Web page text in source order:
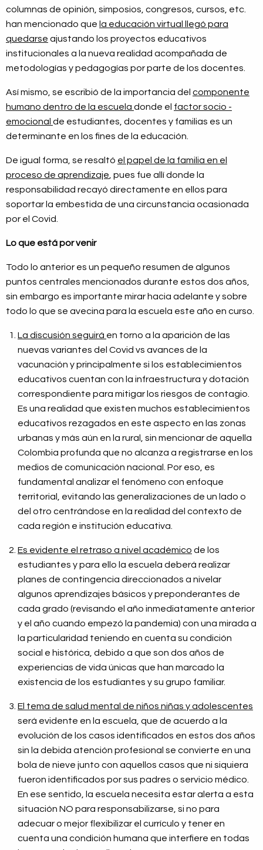
columnas de opinión, simposios, congresos, cursos, etc.
han mencionado que la educación virtual llegó para
quedarse ajustando los proyectos educativos
institucionales a la nueva realidad acompañada de
metodologías y pedagogías por parte de los docentes.
Así mismo, se escribió de la importancia del componente
humano dentro de la escuela donde el factor socio -
emocional de estudiantes, docentes y familias es un
determinante en los fines de la educación.
De igual forma, se resaltó el papel de la familia en el
proceso de aprendizaje , pues fue allí donde la
responsabilidad recayó directamente en ellos para
soportar la embestida de una circunstancia ocasionada
por el Covid.
Lo que está por venir
Todo lo anterior es un pequeño resumen de algunos
puntos centrales mencionados durante estos dos años,
sin embargo es importante mirar hacia adelante y sobre
todo lo que se avecina para la escuela este año en curso.
La discusión seguirá en torno a la aparición de las
nuevas variantes del Covid vs avances de la
vacunación y principalmente si los establecimientos
educativos cuentan con la infraestructura y dotación
correspondiente para mitigar los riesgos de contagio.
Es una realidad que existen muchos establecimientos
educativos rezagados en este aspecto en las zonas
urbanas y más aún en la rural, sin mencionar de aquella
Colombia profunda que no alcanza a registrarse en los
medios de comunicación nacional. Por eso, es
fundamental analizar el fenómeno con enfoque
territorial, evitando las generalizaciones de un lado o
del otro centrándose en la realidad del contexto de
cada región e institución educativa.
Es evidente el retraso a nivel académico de los
estudiantes y para ello la escuela deberá realizar
planes de contingencia direccionados a nivelar
algunos aprendizajes básicos y preponderantes de
cada grado (revisando el año inmediatamente anterior
y el año cuando empezó la pandemia) con una mirada a
la particularidad teniendo en cuenta su condición
social e histórica, debido a que son dos años de
experiencias de vida únicas que han marcado la
existencia de los estudiantes y su grupo familiar.
El tema de salud mental de niños niñas y adolescentes
será evidente en la escuela, que de acuerdo a la
evolución de los casos identificados en estos dos años
sin la debida atención profesional se convierte en una
bola de nieve junto con aquellos casos que ni siquiera
fueron identificados por sus padres o servicio médico.
En ese sentido, la escuela necesita estar alerta a esta
situación NO para responsabilizarse, si no para
adecuar o mejor flexibilizar el currículo y tener en
cuenta una condición humana que interfiere en todas